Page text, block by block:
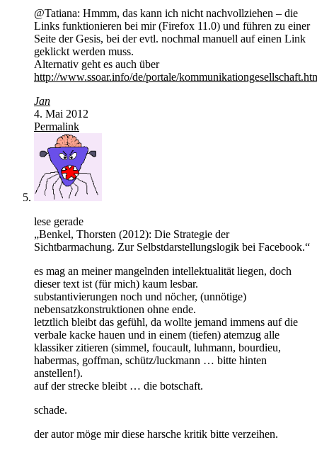
@Tatiana: Hmmm, das kann ich nicht nachvollziehen – die
Links funktionieren bei mir (Firefox 11.0) und führen zu einer
Seite der Gesis, bei der evtl. nochmal manuell auf einen Link
geklickt werden muss.
Alternativ geht es auch über
http://www.ssoar.info/de/portale/
Jan
4. Mai 2012
Permalink
lese gerade
„Benkel, Thorsten (2012): Die Strategie der
Sichtbarmachung. Zur Selbstdarstellungslogik bei Facebook.“
es mag an meiner mangelnden intellektualität liegen, doch
dieser text ist (für mich) kaum lesbar.
substantivierungen noch und nöcher, (unnötige)
nebensatzkonstruktionen ohne ende.
letztlich bleibt das gefühl, da wollte jemand immens auf die
verbale kacke hauen und in einem (tiefen) atemzug alle
klassiker zitieren (simmel, foucault, luhmann, bourdieu,
habermas, goffman, schütz/luckmann … bitte hinten
anstellen!).
auf der strecke bleibt … die botschaft.
schade.
der autor möge mir diese harsche kritik bitte verzeihen.